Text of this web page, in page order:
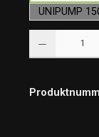
UNIPUMP